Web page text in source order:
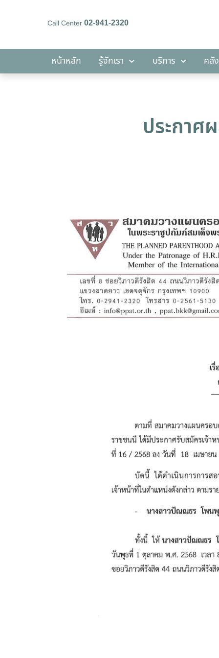
Call Center02-941-2320
หน้าหลัก รู้จักเรา บริการ คลั
ประกาศ